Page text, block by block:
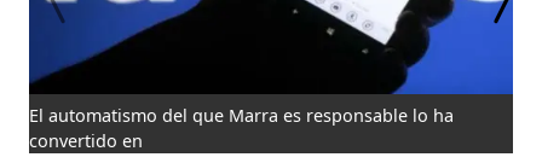
El automatismo del que Marra es responsable lo ha
convertido en